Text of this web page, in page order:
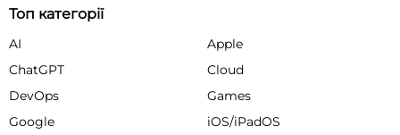
Топ категорії
AI
Apple
ChatGPT
Cloud
DevOps
Games
Google
iOS/iPadOS